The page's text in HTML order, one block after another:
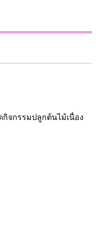
จกรรมปลูกต้นไม้เนื่อง